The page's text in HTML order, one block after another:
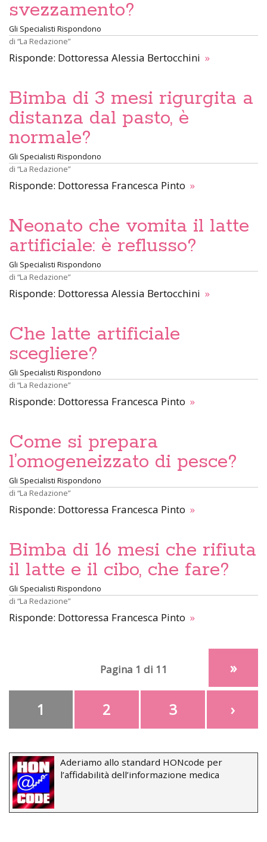
svezzamento?
Gli Specialisti Rispondono
di “La Redazione”
Risponde: Dottoressa Alessia Bertocchini »
Bimba di 3 mesi rigurgita a
distanza dal pasto, è
normale?
Gli Specialisti Rispondono
di “La Redazione”
Risponde: Dottoressa Francesca Pinto »
Neonato che vomita il latte
artificiale: è reflusso?
Gli Specialisti Rispondono
di “La Redazione”
Risponde: Dottoressa Alessia Bertocchini »
Che latte artificiale
scegliere?
Gli Specialisti Rispondono
di “La Redazione”
Risponde: Dottoressa Francesca Pinto »
Come si prepara
l’omogeneizzato di pesce?
Gli Specialisti Rispondono
di “La Redazione”
Risponde: Dottoressa Francesca Pinto »
Bimba di 16 mesi che rifiuta
il latte e il cibo, che fare?
Gli Specialisti Rispondono
di “La Redazione”
Risponde: Dottoressa Francesca Pinto »
Pagina 1 di 11
1 2 3 ›
»
Aderiamo allo standard HONcode per
l’affidabilità dell’informazione medica